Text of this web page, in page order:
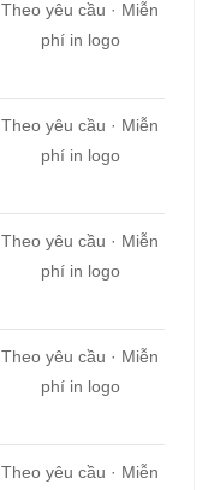
Theo yêu cầu · Miễn
phí in logo
Theo yêu cầu · Miễn
phí in logo
Theo yêu cầu · Miễn
phí in logo
Theo yêu cầu · Miễn
phí in logo
Theo yêu cầu · Miễn